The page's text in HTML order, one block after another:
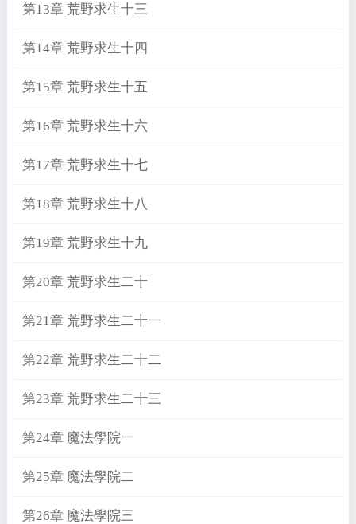
第13章 荒野求生十三
第14章 荒野求生十四
第15章 荒野求生十五
第16章 荒野求生十六
第17章 荒野求生十七
第18章 荒野求生十八
第19章 荒野求生十九
第20章 荒野求生二十
第21章 荒野求生二十一
第22章 荒野求生二十二
第23章 荒野求生二十三
第24章 魔法學院一
第25章 魔法學院二
第26章 魔法學院三